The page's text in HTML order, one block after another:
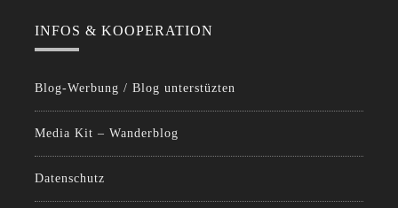
INFOS & KOOPERATION
Blog-Werbung / Blog unterstüzten
Media Kit – Wanderblog
Datenschutz